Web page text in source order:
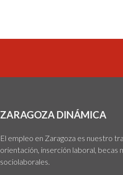
ZARAGOZA DINÁMICA
El empleo en Zaragoza es nuestro
orientación, inserción laboral, becas
sociolaborales.